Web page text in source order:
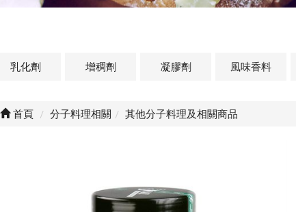
乳化劑 增稠劑 凝膠劑 風味香料
首頁 分子料理相關 其他分子料理及相關商品